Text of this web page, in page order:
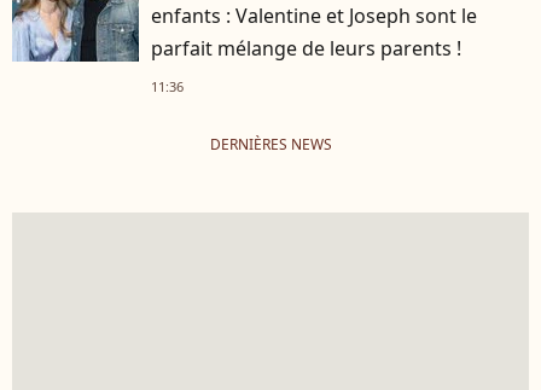
enfants : Valentine et Joseph sont le
parfait mélange de leurs parents !
11:36
DERNIÈRES NEWS